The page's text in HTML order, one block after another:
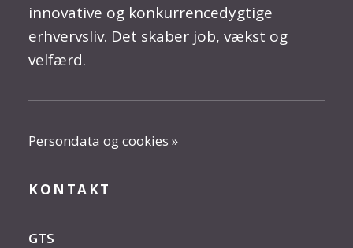
innovative og konkurrencedygtige
erhvervsliv. Det skaber job, vækst og
velfærd.
Persondata og cookies »
KONTAKT
GTS